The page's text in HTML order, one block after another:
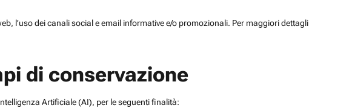
l’uso dei canali social e email informative e/o promozionali. Per maggiori dettagli
di conservazione
Artificiale (AI), per le seguenti finalità: